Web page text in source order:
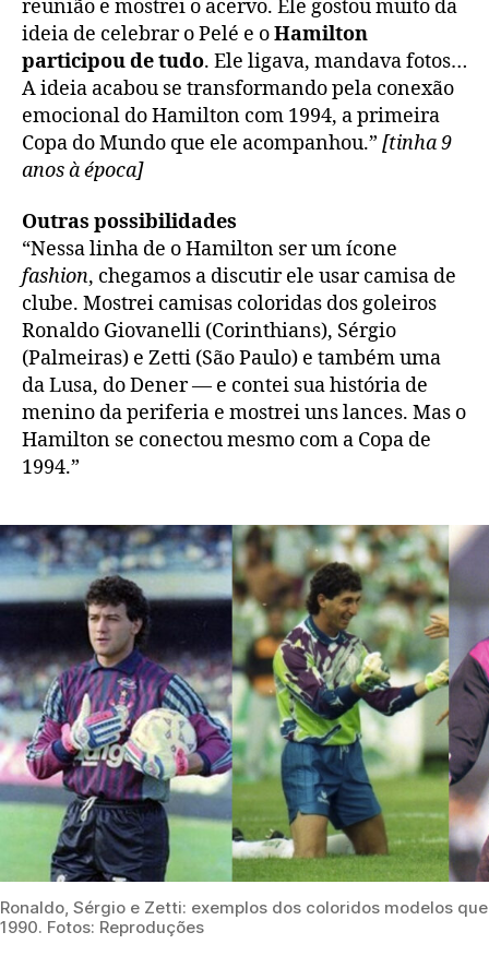
reunião e mostrei o acervo. Ele gostou muito da
ideia de celebrar o Pelé e oHamilton
participou de tudo. Ele ligava, mandava fotos…
A ideia acabou se transformando pela conexão
emocional do Hamilton com 1994, a primeira
Copa do Mundo que ele acompanhou.” [tinha 9
anos à época]
Outras possibilidades
“Nessa linha de o Hamilton ser um ícone
fashion, chegamos a discutir ele usar camisa de
clube. Mostrei camisas coloridas dos goleiros
Ronaldo Giovanelli (Corinthians), Sérgio
(Palmeiras) e Zetti (São Paulo) e também uma
da Lusa, do Dener — e contei sua história de
menino da periferia e mostrei uns lances. Mas o
Hamilton se conectou mesmo com a Copa de
1994.”
Ronaldo, Sérgio e Zetti: exemplos dos coloridos modelos
1990. Fotos: Reproduções